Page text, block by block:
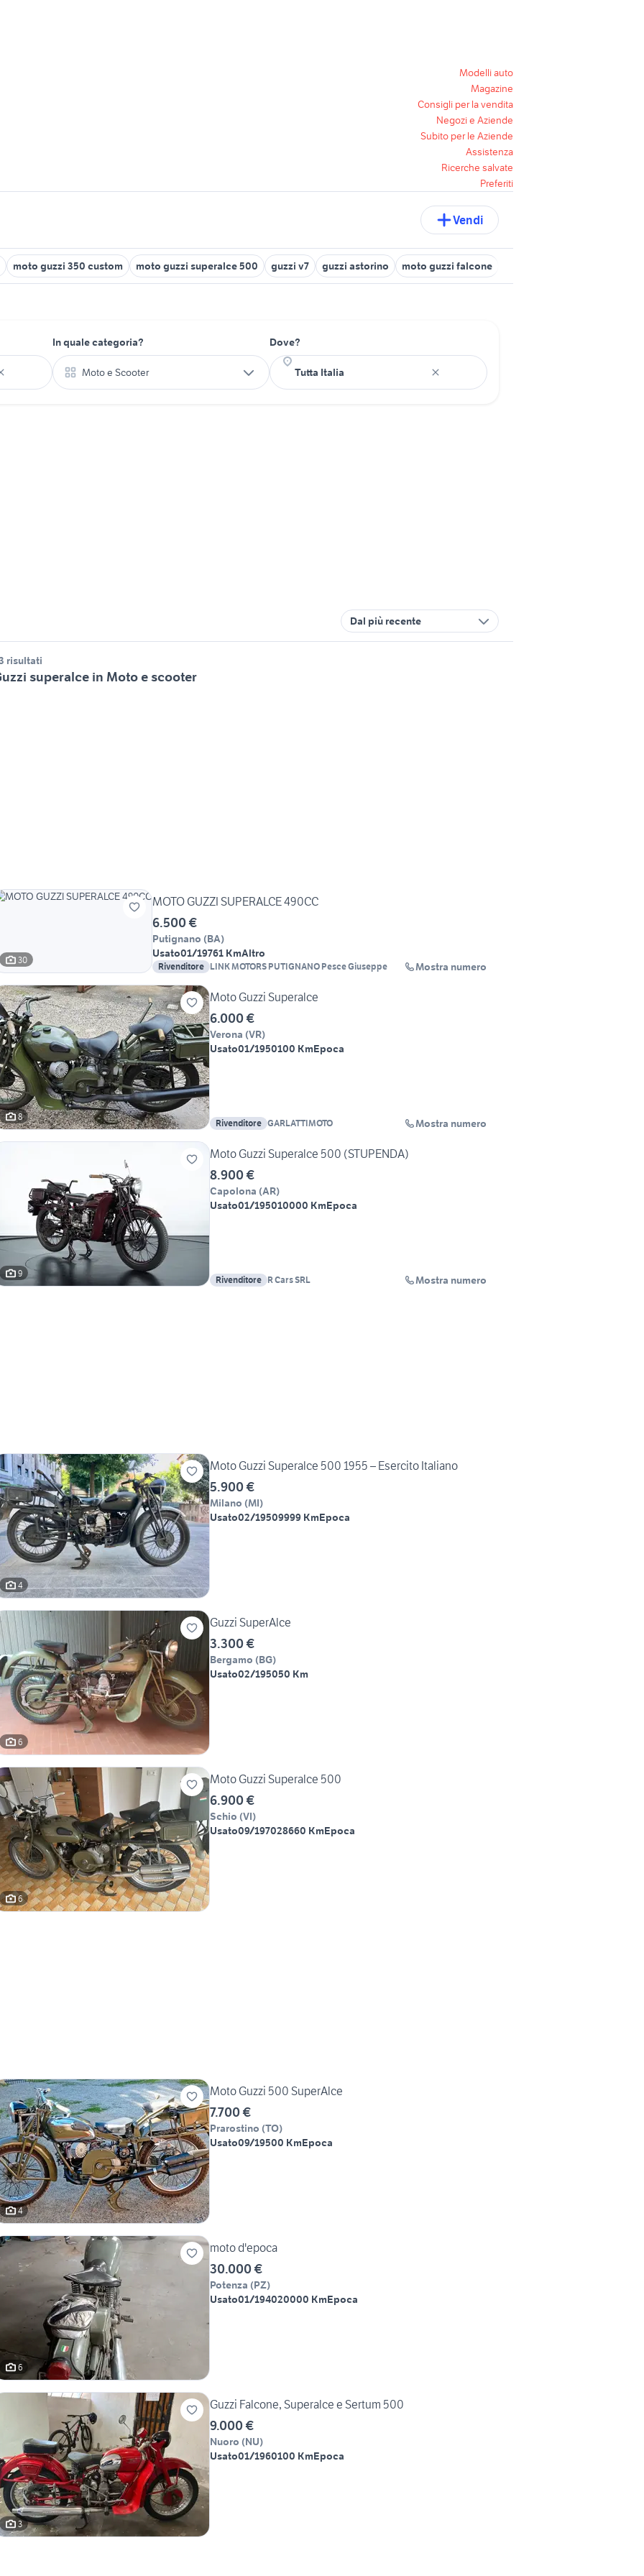
Modelli auto
Magazine
Consigli per la vendita
Negozi e Aziende
Subito per le Aziende
Assistenza
Ricerche salvate
Preferiti
Vendi
moto guzzi 350 custom moto guzzi superalce 500 guzzi v7 guzzi astorino moto guzzi falcone
In quale categoria?
Moto e Scooter
Dove?
Dal più recente
risultati
superalce in Moto e scooter
30
MOTO GUZZI SUPERALCE 490CC
6.500 €
Putignano (BA)
Usato01/19761 KmAltro
Rivenditore LINK MOTORS PUTIGNANO Pesce Giuseppe Mostra numero
8
Moto Guzzi Superalce
6.000 €
Verona (VR)
Usato01/1950100 KmEpoca
Rivenditore GARLATTIMOTO Mostra numero
9
Moto Guzzi Superalce 500 (STUPENDA)
8.900 €
Capolona (AR)
Usato01/195010000 KmEpoca
Rivenditore R Cars SRL Mostra numero
4
Moto Guzzi Superalce 500 1955 – Esercito Italiano
5.900 €
Milano (MI)
Usato02/19509999 KmEpoca
6
Guzzi SuperAlce
3.300 €
Bergamo (BG)
Usato02/195050 Km
6
Moto Guzzi Superalce 500
6.900 €
Schio (VI)
Usato09/197028660 KmEpoca
4
Moto Guzzi 500 SuperAlce
7.700 €
Prarostino (TO)
Usato09/19500 KmEpoca
6
moto d'epoca
30.000 €
Potenza (PZ)
Usato01/194020000 KmEpoca
3
Guzzi Falcone, Superalce e Sertum 500
9.000 €
Nuoro (NU)
Usato01/1960100 KmEpoca